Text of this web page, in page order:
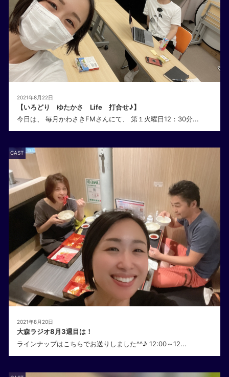
2021年8月22日
【いろどり ゆたかさ Life 打合せ♪】
今日は、 毎月かわさきFMさんにて、 第１火曜日12：30分...
2021年8月20日
CAST
大森ラジオ8月3週目は！
ラインナップはこちらでお送りしました^^♪ 12:00～12...